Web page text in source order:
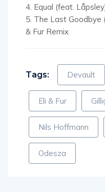
Remix
4. Equal (feat.
5. The Last Goodbye
Devault
Eli & Fur
Nils Hoffmann
Odesza